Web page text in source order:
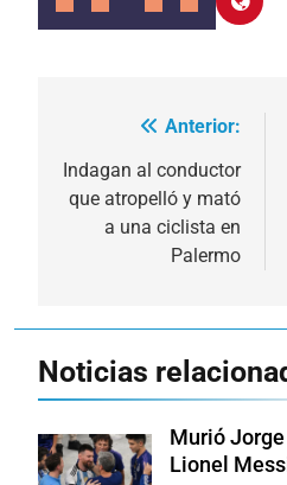
Navegación
de
entradas
Anterior:
Indagan al conductor
que atropelló y mató
a una ciclista en
Palermo
Noticias
Murió
Lionel